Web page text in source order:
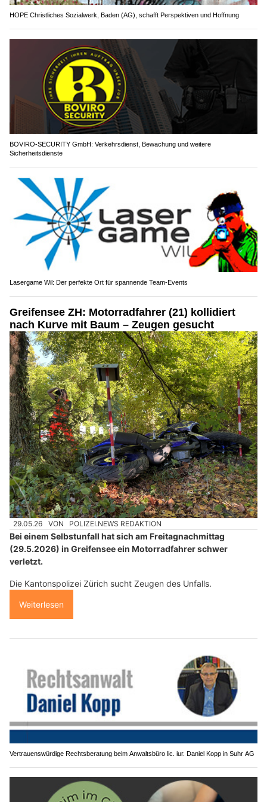
HOPE Christliches Sozialwerk, Baden (AG), schafft Perspektiven und Hoffnung
BOVIRO-SECURITY GmbH: Verkehrsdienst, Bewachung und weitere
Sicherheitsdienste
Lasergame Wil: Der perfekte Ort für spannende Team-Events
Greifensee ZH: Motorradfahrer (21) kollidiert
nach Kurve mit Baum – Zeugen gesucht
29.05.26 VON POLIZEI.NEWS REDAKTION
Bei einem Selbstunfall hat sich am Freitagnachmittag
(29.5.2026) in Greifensee ein Motorradfahrer schwer
verletzt.
Die Kantonspolizei Zürich sucht Zeugen des Unfalls.
Weiterlesen
Vertrauenswürdige Rechtsberatung beim Anwaltsbüro lic. iur. Daniel Kopp in Suhr AG